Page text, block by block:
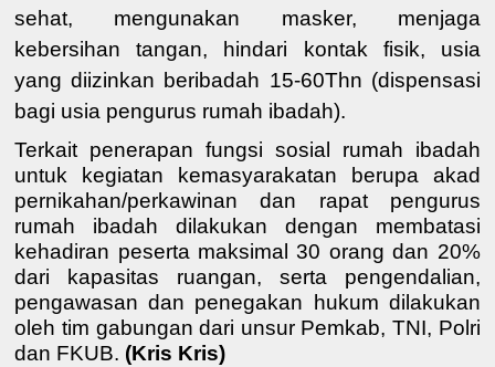
sehat, mengunakan masker, menjaga
kebersihan tangan, hindari kontak fisik, usia
yang diizinkan beribadah 15-60Thn (dispensasi
bagi usia pengurus rumah ibadah).
Terkait penerapan fungsi sosial rumah ibadah
untuk kegiatan kemasyarakatan berupa akad
pernikahan/perkawinan dan rapat pengurus
rumah ibadah dilakukan dengan membatasi
kehadiran peserta maksimal 30 orang dan 20%
dari kapasitas ruangan, serta pengendalian,
pengawasan dan penegakan hukum dilakukan
oleh tim gabungan dari unsur Pemkab, TNI, Polri
dan FKUB. (Kris Kris)